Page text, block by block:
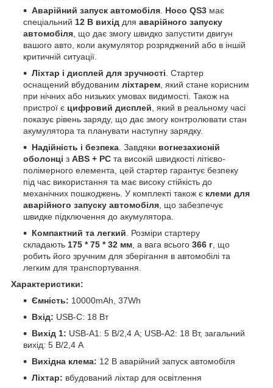
Аварійний запуск автомобіля. Hoco QS3 має
спеціальний 12 В вихід для аварійного запуску
автомобіля, що дає змогу швидко запустити двигун
вашого авто, коли акумулятор розряджений або в іншій
критичній ситуації.
Ліхтар і дисплей для зручності. Стартер
оснащений вбудованим ліхтарем, який стане корисним
при нічних або низьких умовах видимості. Також на
пристрої є цифровий дисплей, який в реальному часі
показує рівень заряду, що дає змогу контролювати стан
акумулятора та планувати наступну зарядку.
Надійність і безпека. Завдяки вогнезахисній
оболонці з ABS + PC та високій швидкості літієво-
полімерного елемента, цей стартер гарантує безпеку
під час використання та має високу стійкість до
механічних пошкоджень. У комплекті також є клеми для
аварійного запуску автомобіля, що забезпечує
швидке підключення до акумулятора.
Компактний та легкий. Розміри стартеру
складають 175 * 75 * 32 мм, а вага всього 366 г, що
робить його зручним для зберігання в автомобілі та
легким для транспортування.
Характеристики:
Ємність: 10000mAh, 37Wh
Вхід: USB-C: 18 Вт
Вихід 1: USB-A1: 5 В/2,4 А; USB-A2: 18 Вт, загальний
вихід: 5 В/2,4 А
Вихідна клема: 12 В аварійний запуск автомобіля
Ліхтар: вбудований ліхтар для освітлення